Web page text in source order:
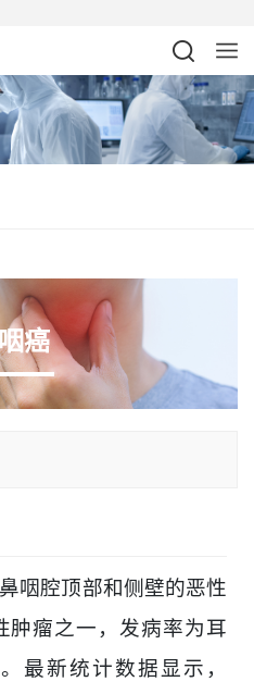
癌
腔顶部和侧壁的恶性
肿瘤之一，发病率为耳
最新统计数据显示，